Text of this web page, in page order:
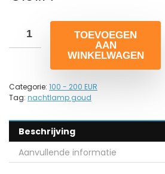
TOEVOEGEN
AAN
WINKELWAGEN
Categorie: 100 - 200 EUR
Tag: nachtlamp goud
Beschrijving
Aanvullende informatie